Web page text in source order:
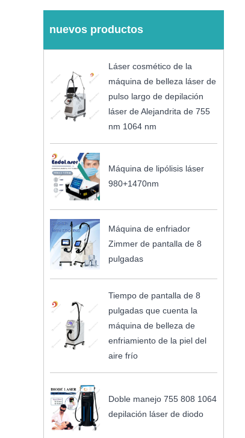
nuevos productos
Láser cosmético de la
máquina de belleza láser de
pulso largo de depilación
láser de Alejandrita de 755
nm 1064 nm
Máquina de lipólisis láser
980+1470nm
Máquina de enfriador
Zimmer de pantalla de 8
pulgadas
Tiempo de pantalla de 8
pulgadas que cuenta la
máquina de belleza de
enfriamiento de la piel del
aire frío
Doble manejo 755 808 1064
depilación láser de diodo